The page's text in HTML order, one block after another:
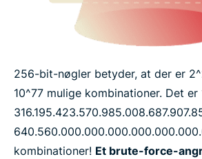
256-bit-nøgler betyder, at der er
10^77 mulige kombinationer. Det er
kombinationer! Et brute-force-